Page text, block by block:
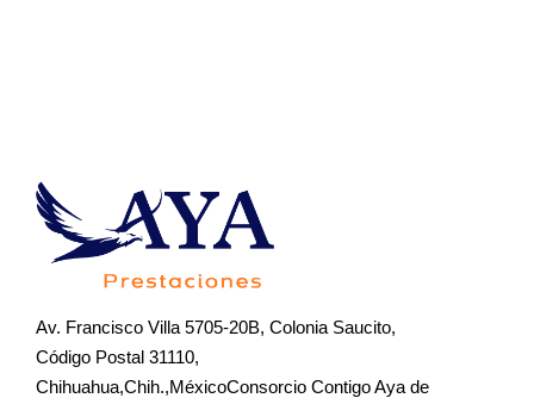
Av. Francisco Villa 5705-20B, Colonia Saucito,
Código Postal 31110,
Chihuahua,Chih.,MéxicoConsorcio Contigo Aya de